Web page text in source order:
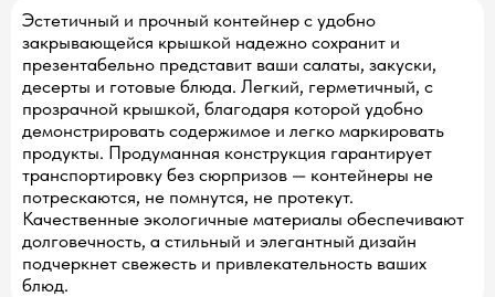
Эстетичный и прочный контейнер с удобно
закрывающейся крышкой надежно сохранит и
презентабельно представит ваши салаты, закуски,
десерты и готовые блюда. Легкий, герметичный, с
прозрачной крышкой, благодаря которой удобно
демонстрировать содержимое и легко маркировать
продукты. Продуманная конструкция гарантирует
транспортировку без сюрпризов — контейнеры не
потрескаются, не помнутся, не протекут.
Качественные экологичные материалы обеспечивают
долговечность, а стильный и элегантный дизайн
подчеркнет свежесть и привлекательность ваших
блюд.